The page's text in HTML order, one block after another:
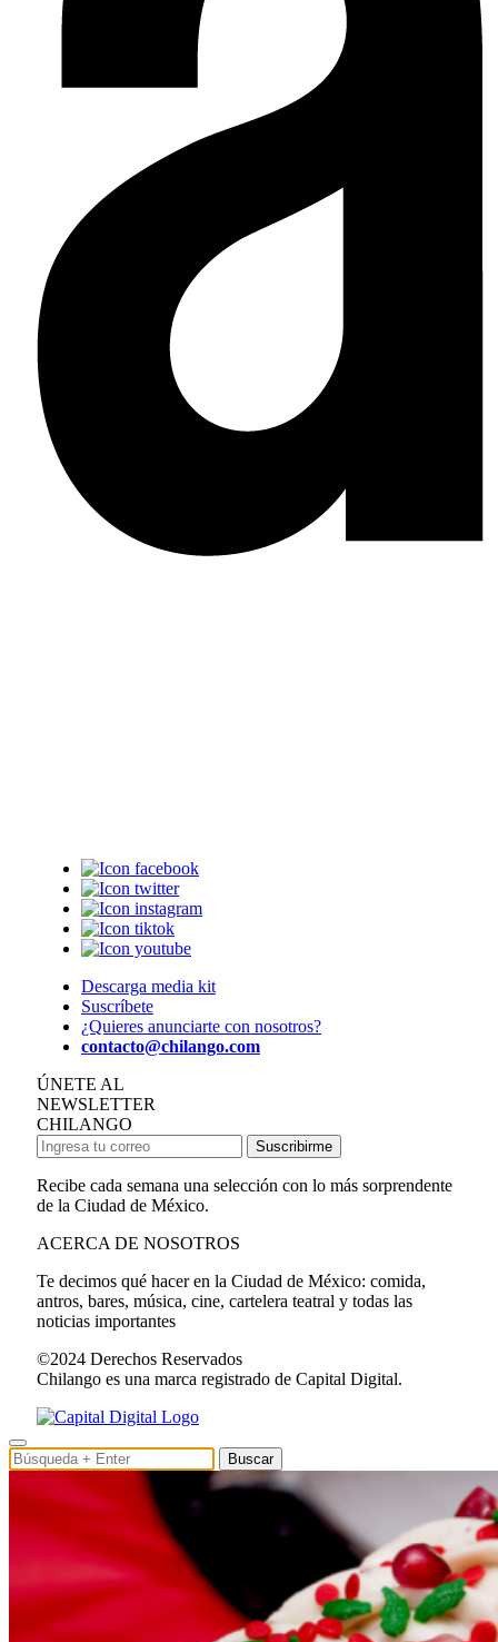
Descarga media kit
Suscríbete
¿Quieres anunciarte con nosotros?
contacto@chilango.com
ÚNETE AL
NEWSLETTER
CHILANGO
Suscribirme
Recibe cada semana una selección con lo más sorprendente
de la Ciudad de México.
ACERCA DE NOSOTROS
Te decimos qué hacer en la Ciudad de México: comida,
antros, bares, música, cine, cartelera teatral y todas las
noticias importantes
©2024 Derechos Reservados
Chilango es una marca registrado de Capital Digital.
Buscar